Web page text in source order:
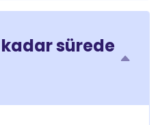
sürede